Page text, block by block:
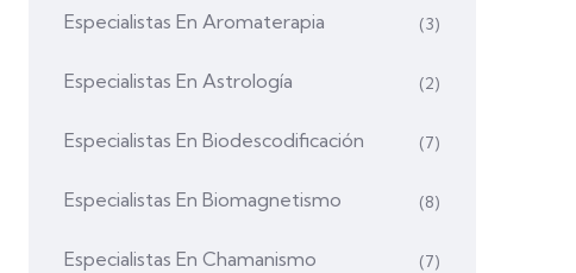
Especialistas En Aromaterapia (3)
Especialistas En Astrología (2)
Especialistas En Biodescodificación (7)
Especialistas En Biomagnetismo (8)
Especialistas En Chamanismo (7)